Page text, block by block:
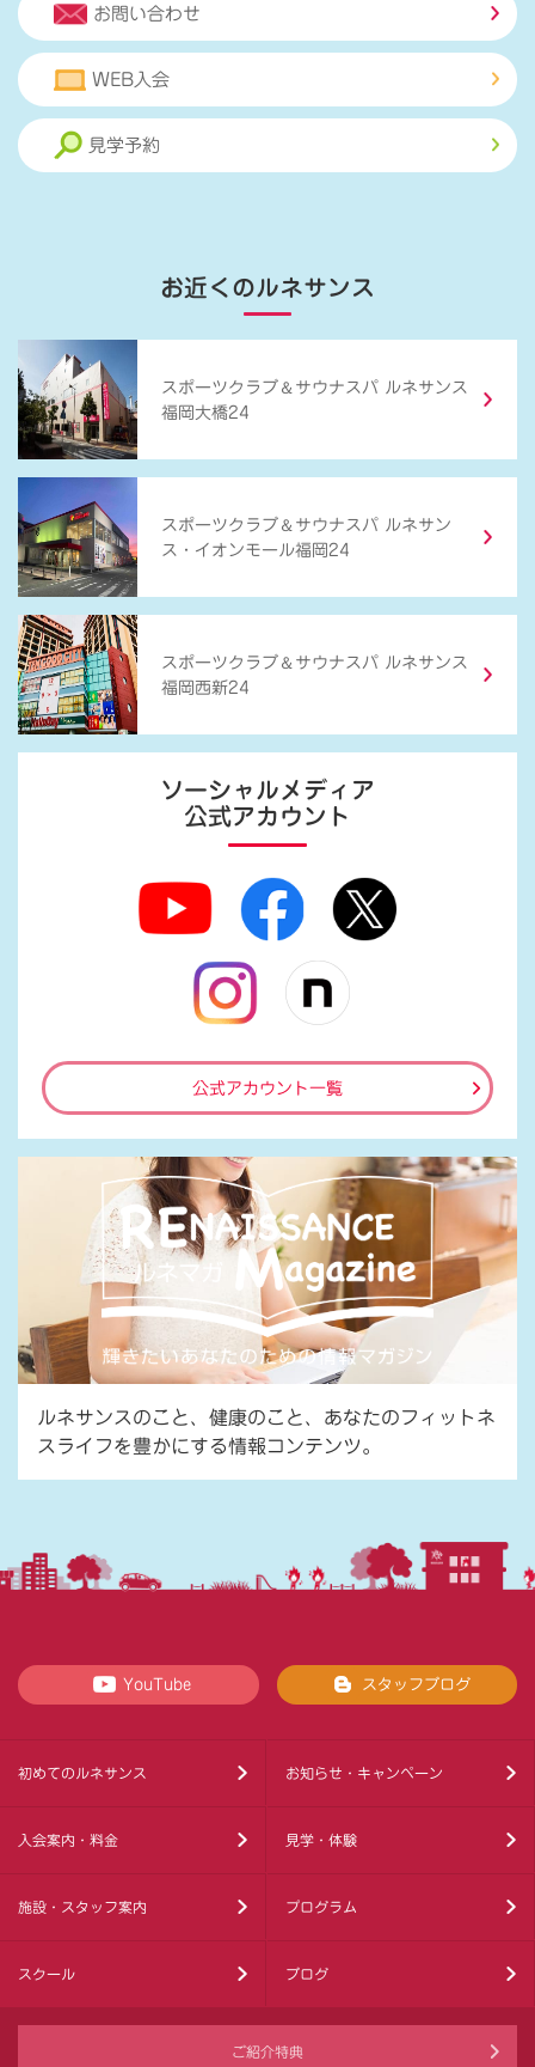
お問い合わせ
WEB入会
見学予約
お近くのルネサンス
スポーツクラブ ＆ サウナスパ ルネサンス
福岡大橋24
スポーツクラブ ＆ サウナスパ ルネサン
ス・イオンモール福岡24
スポーツクラブ ＆ サウナスパ ルネサンス
福岡西新24
ソーシャルメディア
公式アカウント
公式アカウント一覧
ルネサンスのこと、健康のこと、あなたのフィットネ
スライフを豊かにする情報コンテンツ。
YouTube スタッフブログ
初めてのルネサンス お知らせ・キャンペーン
入会案内・料金 見学・体験
施設・スタッフ案内 プログラム
スクール ブログ
ご紹介特典